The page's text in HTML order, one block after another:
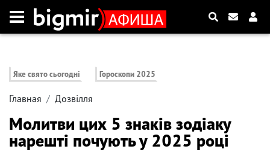
Яке свято сьогодні Гороскопи 2025
Главная Дозвілля
Молитви цих 5 знаків зодіаку
нарешті почують у 2025 році